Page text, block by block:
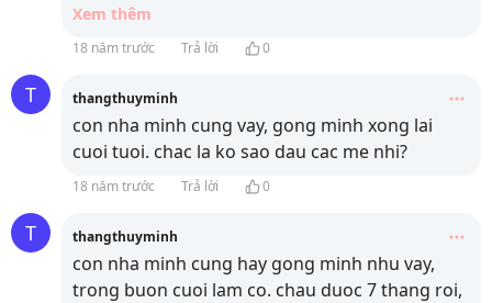
Xem thêm
18 năm trước Trả lời 0
T thangthuyminh
con nha minh cung vay, gong minh xong lai
cuoi tuoi. chac la ko sao dau cac me nhi?
18 năm trước Trả lời 0
T thangthuyminh
con nha minh cung hay gong minh nhu vay,
trong buon cuoi lam co. chau duoc 7 thang roi,